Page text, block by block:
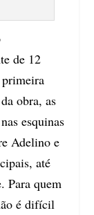
de 12
primeira
obra, as
esquinas
Adelino e
até
Para quem
é difícil